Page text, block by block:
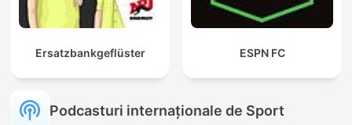
Ersatzbankgeflüster ESPN FC
Podcasturi internaționale de Sport